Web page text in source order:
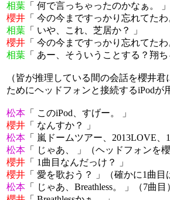
相葉 「 何で言っちゃったのかなぁ。 」
櫻井 「 今の今まですっかり忘れてたわ
相葉 「 いや、これ、芝居か？ 」
櫻井 「 今の今まですっかり忘れてたわ
相葉 「 あー、そういうことする？翔ち
（皆が推理している間の会話を櫻井
ためにヘッドフォンと接続するiPodが
松本 「 このiPod、すげー。 」
櫻井 「 なんすか？ 」
松本 「 嵐ドームツアー、2013LOVE
松本 「 じゃあ、 」（ヘッドフォンを
櫻井 「 1曲目なんだっけ？ 」
櫻井 「 愛を歌おう？ 」（確かに1曲目
松本 「 じゃあ、Breathless。 」（7曲目